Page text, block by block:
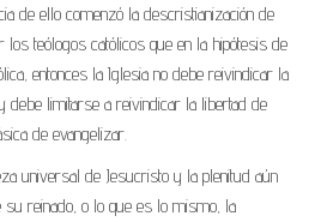
de ello comenzó la descristianización de
teólogos católicos que en la hipótesis de
entonces la Iglesia no debe reivindicar la
debe limitarse a reivindicar la libertad de
de evangelizar.
universal de Jesucristo y la plenitud aún
su reinado, o lo que es lo mismo, la